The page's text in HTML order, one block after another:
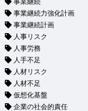
事業継続力強化計画
事業継続計画
人事リスク
人事労務
人手不足
人材リスク
人材不足
仮想化基盤
企業の社会的責任